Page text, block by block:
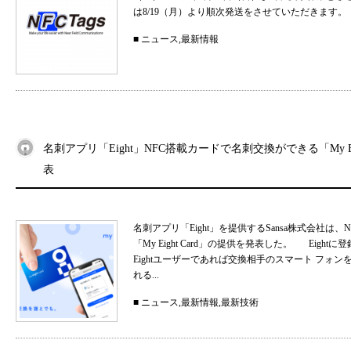
は8/19（月）より順次発送をさせていただき
■ ニュース,最新情報
名刺アプリ「Eight」NFC搭載カードで名刺交換ができる「My
表
名刺アプリ「Eight」を提供するSansa株式会社は
「My Eight Card」の提供を発表した。 Eightに
Eightユーザーであれば交換相手のスマート フォン
れる...
■ ニュース,最新情報,最新技術